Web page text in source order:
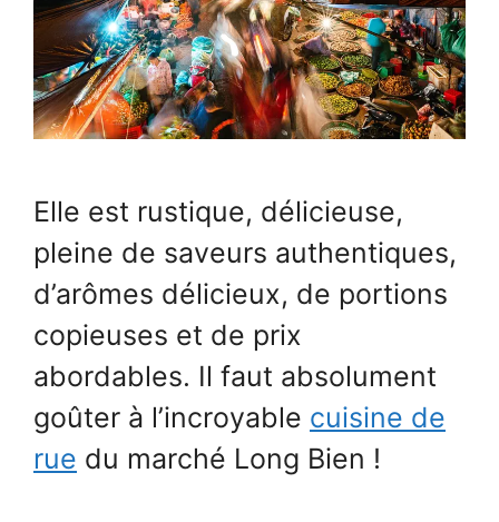
Elle est rustique, délicieuse,
pleine de saveurs authentiques,
d’arômes délicieux, de portions
copieuses et de prix
abordables. Il faut absolument
goûter à l’incroyable cuisine de
rue du marché Long Bien !